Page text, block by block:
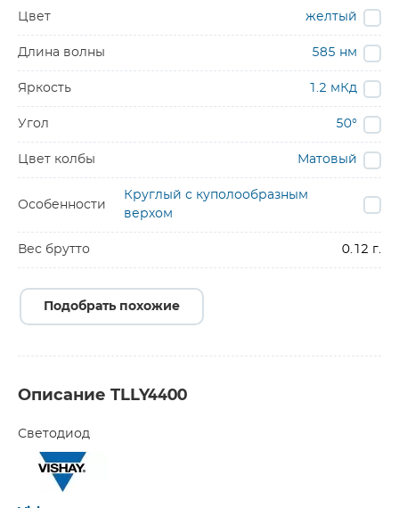
Цвет желтый
Длина волны 585 нм
Яркость 1.2 мКд
Угол 50°
Цвет колбы Матовый
Особенности
Круглый с куполообразным
верхом
Вес брутто 0.12 г.
Подобрать похожие
Описание TLLY4400
Светодиод